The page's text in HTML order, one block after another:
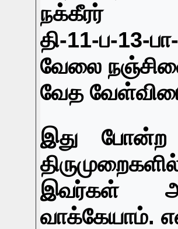
நக்கீரர்
தி-11-ப-13-பா-
வேலை
வேத
இது போன்ற
இவர்கள்
வாக்கேயாம்.